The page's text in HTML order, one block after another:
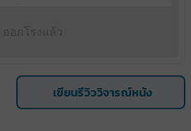
เขียนรีวิววิจารณ์หนัง